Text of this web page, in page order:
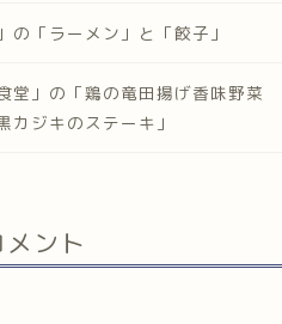
の「ラーメン」と「餃子」
堂」の「鶏の竜田揚げ香味野菜
カジキのステーキ」
ント